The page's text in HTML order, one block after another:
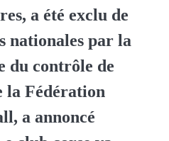
a été exclu de
nationales par la
du contrôle de
la Fédération
a annoncé